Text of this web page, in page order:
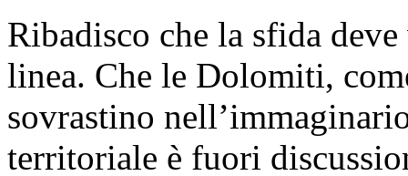
Ribadisco che la sfida
linea. Che le Dolomiti,
sovrastino
territoriale è fuori